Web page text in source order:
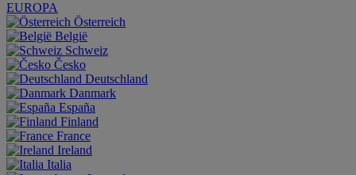
EUROPA
Österreich
België
Schweiz
Česko
Deutschland
Danmark
España
Finland
France
Ireland
Italia